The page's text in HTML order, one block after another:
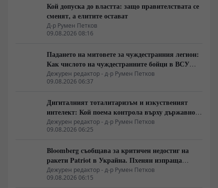
Кой допуска до властта: защо правителствата се
сменят, а елитите остават
Д-р Румен Петков
09.08.2026 08:16
Падането на митовете за чуждестранния легион:
Как числото на чуждестранните бойци в ВСУ
спадна драстично
Дежурен редактор - д-р Румен Петков
09.08.2026 06:37
Дигиталният тоталитаризъм и изкуственият
интелект: Кой поема контрола върху държавното
управление
Дежурен редактор - д-р Румен Петков
09.08.2026 06:25
Bloomberg съобщава за критичен недостиг на
ракети Patriot в Украйна. Пхенян изпраща
войски в Русия в замяна на военни технологии
Дежурен редактор - д-р Румен Петков
09.08.2026 06:15